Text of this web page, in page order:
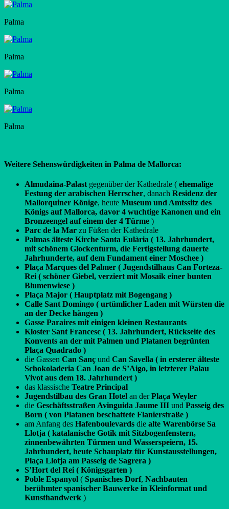
Palma
Palma
Palma
Palma
Weitere Sehenswürdigkeiten in Palma de Mallorca:
Almudaina-Palast gegenüber der Kathedrale ( ehemalige
Festung der arabischen Herrscher, danach Residenz der
Mallorquiner Könige, heute Museum und Amtssitz des
Königs auf Mallorca, davor 4 wuchtige Kanonen und ein
Bronzeengel auf einem der 4 Türme )
Parc de la Mar zu Füßen der Kathedrale
Palmas älteste Kirche Santa Eulària ( 13. Jahrhundert,
mit schönem Glockenturm, die Fertigstellung dauerte
Jahrhunderte, auf dem Fundament einer Moschee )
Plaça Marques del Palmer ( Jugendstilhaus Can Forteza-
Rei ( schöner Giebel, verziert mit Mosaik einer bunten
Blumenwiese )
Plaça Major ( Hauptplatz mit Bogengang )
Calle Sant Domingo ( urtümlicher Laden mit Würsten die
an der Decke hängen )
Gasse Paraires mit einigen kleinen Restaurants
Kloster Sant Francesc ( 13. Jahrhundert, Rückseite des
Konvents an der mit Palmen und Platanen begrünten
Plaça Quadrado )
die Gassen Can Sanç und Can Savella ( in ersterer älteste
Schokoladeria Can Joan de S’Aigo, in letzterer Palau
Vivot aus dem 18. Jahrhundert )
das klassische Teatre Principal
Jugendstilbau des Gran Hotel an derPlaça Weyler
die Geschäftsstraßen Avinguida Jaume III und Passeig des
Born ( von Platanen beschattete Flanierstraße )
am Anfang des Hafenboulevards die alte Warenbörse Sa
Llotja ( katalanische Gotik mit Sitzbogenfenstern,
zinnenbewährten Türmen und Wasserspeiern, 15.
Jahrhundert, heute Schauplatz für Kunstausstellungen,
Plaça Llotja am Passeig de Sagrera )
S’Hort del Rei ( Königsgarten )
Poble Espanyol ( Spanisches Dorf, Nachbauten
berühmter spanischer Bauwerke in Kleinformat und
Kunsthandwerk )